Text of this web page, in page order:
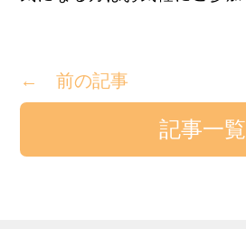
← 前の記事
記事一覧